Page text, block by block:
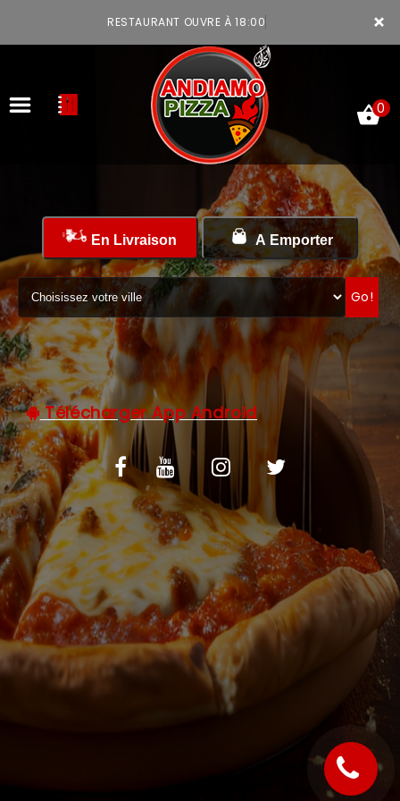
×
RESTAURANT OUVRE À 18:00
LA CARTE
VOTRE COMPTE
NOTRE RESTAURANT
VOS AVIS
MENTIONS LÉGALES
C.G.V
0
En Livraison A Emporter
Go!
Télécharger App Android